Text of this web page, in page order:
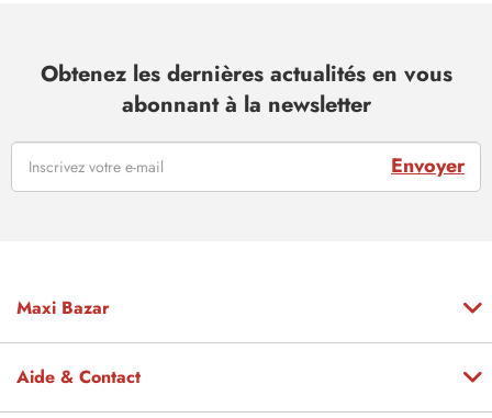
Obtenez les dernières actualités en vous
abonnant à la newsletter
Envoyer
Maxi Bazar
Aide & Contact